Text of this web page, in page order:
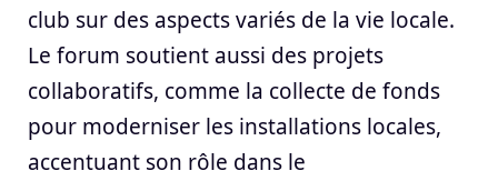
club sur des aspects variés de la vie locale.
Le forum soutient aussi des projets
collaboratifs, comme la collecte de fonds
pour moderniser les installations locales,
accentuant son rôle dans le